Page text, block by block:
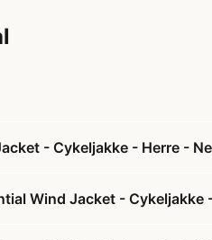
- Cykeljakke - Herre -
Wind Jacket - Cykeljakke